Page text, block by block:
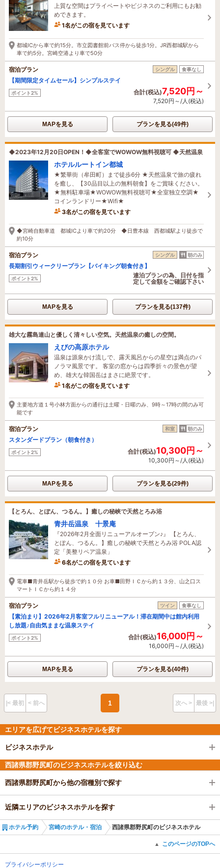
上質な空間はプライベートやビジネスのご利用にもお勧
めできます。
1名がこの宿を見ています
都城ICから車で約15分。市立図書館前バス停から徒歩1分。JR西都城駅から
車で約5分。宮崎空港より車で50分
宿泊プラン シングル 食事なし
【期間限定タイムセール】シンプルステイ
ポイント2% 合計(税込)7,520円～
7,520円～/人(税込)
MAPを見る プランを見る(49件)
◆2023年12月20日OPEN！◆全客室でWOWOW無料視聴可 ◆天然温泉
ホテルルートイン都城
★繁華街（牟田町）まで徒歩6分 ★天然温泉で旅の疲れ
を癒し、【30品目以上の無料朝食】をご賞味ください。
★無料駐車場★WOWOW無料視聴可★全室独立空調★
コインランドリー★Wifi★
3名がこの宿を見ています
19時間前に予約されました
◆宮崎自動車道 都城ICより車で約20分 ◆日豊本線 西都城駅より徒歩で
約10分
宿泊プラン シングル 朝のみ
長期割引ウィークリープラン【バイキング朝食付き】
ポイント2%
連泊プランの為、日付を指
定して金額をご確認下さい
MAPを見る プランを見る(137件)
雄大な霧島連山と優しく清々しい空気。天然温泉の癒しの空間。
えびの高原ホテル
温泉は源泉かけ流しで、露天風呂からの星空は満点のパ
ノラマ風景です。 客室の窓からは四季折々の景色が望
め、雄大な韓国岳はまさに絶景です。
1名がこの宿を見ています
9時間前に予約されました
主要地方道１号小林方面からの通行は土曜・日曜のみ、9時～17時の間のみ可
能です
宿泊プラン 和室 朝のみ
スタンダードプラン（朝食付き）
ポイント2% 合計(税込)10,300円～
10,300円～/人(税込)
MAPを見る プランを見る(29件)
【とろん、とぽん、つるん。】癒しの秘峡で天然とろみ浴
青井岳温泉 十景庵
『2026年2月全面リニューアルオープン♪』 【とろん、
とぽん、つるん。】癒しの秘峡で天然とろみ浴 POLA認
定「美整リペア温泉」
6名がこの宿を見ています
19時間前に予約されました
電車■青井岳駅から徒歩で約１０分 お車■田野ＩＣから約１３分、山之口ス
マートＩＣから約１４分
宿泊プラン ツイン 食事なし
【素泊まり】2026年2月客室フルリニューアル！滞在期間中は館内利用
し放題♪自由気ままな温泉ステイ
ポイント2% 合計(税込)16,000円～
16,000円～/人(税込)
MAPを見る プランを見る(40件)
|< 最初 < 前へ 1 次へ > 最後 >|
エリアを広げてビジネスホテルを探す
ビジネスホテル
西諸県郡野尻町のビジネスホテルを絞り込む
西諸県郡野尻町から他の宿種別で探す
近隣エリアのビジネスホテルを探す
ホテル予約 宮崎のホテル・宿泊 西諸県郡野尻町のビジネスホテル
▲ このページのTOPへ
プライバシーポリシー